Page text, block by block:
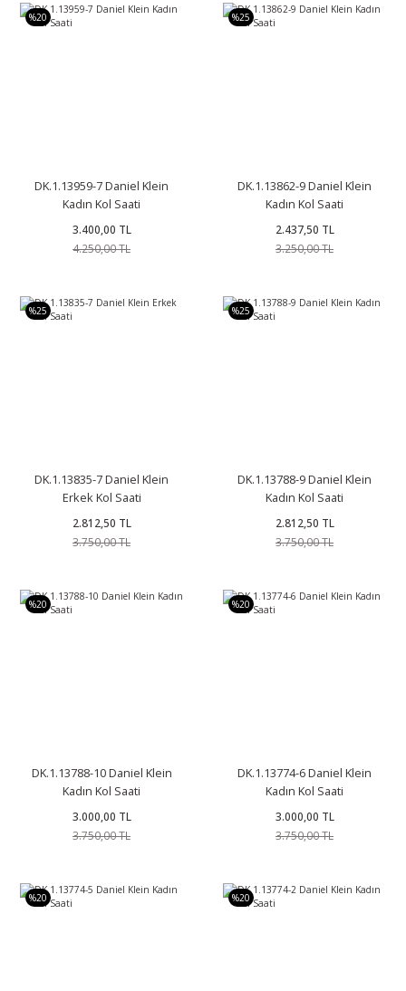
%20
DK.1.13959-7 Daniel Klein
Kadın Kol Saati
3.400,00 TL
4.250,00 TL
%25
DK.1.13862-9 Daniel Klein
Kadın Kol Saati
2.437,50 TL
3.250,00 TL
%25
DK.1.13835-7 Daniel Klein
Erkek Kol Saati
2.812,50 TL
3.750,00 TL
%25
DK.1.13788-9 Daniel Klein
Kadın Kol Saati
2.812,50 TL
3.750,00 TL
%20
DK.1.13788-10 Daniel Klein
Kadın Kol Saati
3.000,00 TL
3.750,00 TL
%20
DK.1.13774-6 Daniel Klein
Kadın Kol Saati
3.000,00 TL
3.750,00 TL
%20 %20